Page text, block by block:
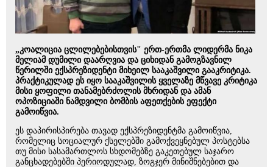
„კოალიცია ცლილებებისთვის" ერთ-ერთმა ლიდერმა ნიკა
მელიამ დუმილი დაარღვია და ციხიდან გამოგზავნილ
წერილში ექსპრეზიდენტი მიხეილ სააკაშვილი გააკრიტიკა.
პრაქტიკულად ეს იყო სააკაშვილის ყველაზე მწვავე კრიტიკა
მისი ყოფილი თანამებრძოლის მხრიდან და ამან
ოპოზიციაში ნამდვილი ბომბის აფეთქების ეფექტი
გამოიწვია.
ეს დაპირისპირება თავად ექსპრეზიდენტმა გამოიწვია,
რომელიც სოციალურ ქსელებში გამოქვეყნებულ პოსტებსა
თუ მისი სასამართლოს სხდომებზე გაკეთებულ საჯარო
განცხადებებში პერიოდულად, ზოგჯერ მინიშნებებით და